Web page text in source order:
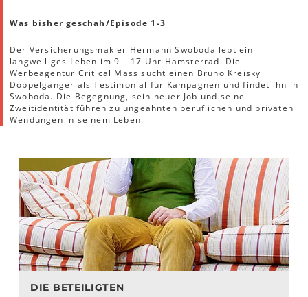
Was bisher geschah/Episode 1-3
Der Versicherungsmakler Hermann Swoboda lebt ein
langweiliges Leben im 9 – 17 Uhr Hamsterrad. Die
Werbeagentur Critical Mass sucht einen Bruno Kreisky
Doppelgänger als Testimonial für Kampagnen und findet ihn in
Swoboda. Die Begegnung, sein neuer Job und seine
Zweitidentität führen zu ungeahnten beruflichen und privaten
Wendungen in seinem Leben.
DIE BETEILIGTEN